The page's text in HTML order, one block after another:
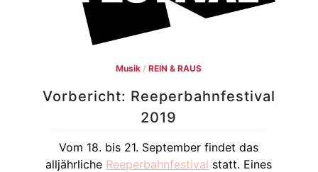
Musik /REIN & RAUS
Vorbericht: Reeperbahnfestival
2019
Vom 18. bis 21. September findet das
alljährliche Reeperbahnfestival statt. Eines